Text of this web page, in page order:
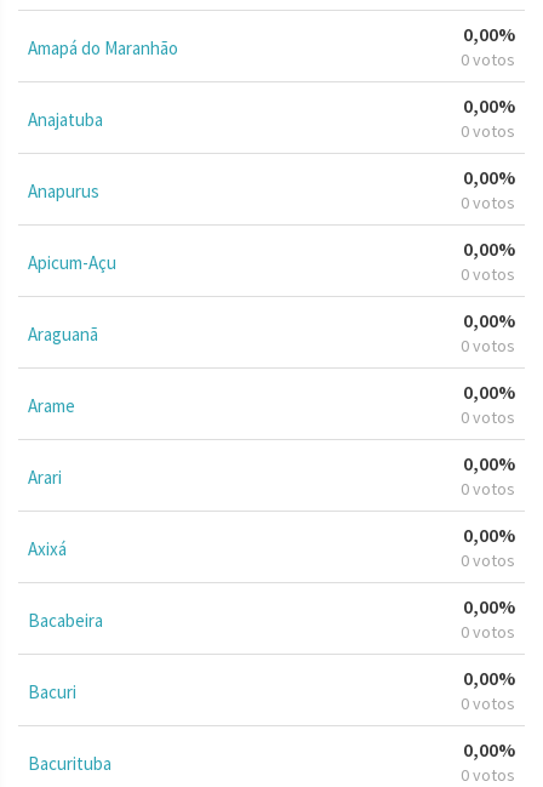
Amapá do Maranhão
0,00%
0 votos
Anajatuba
0,00%
0 votos
Anapurus
0,00%
0 votos
Apicum-Açu
0,00%
0 votos
Araguanã
0,00%
0 votos
Arame
0,00%
0 votos
Arari
0,00%
0 votos
Axixá
0,00%
0 votos
Bacabeira
0,00%
0 votos
Bacuri
0,00%
0 votos
Bacurituba
0,00%
0 votos